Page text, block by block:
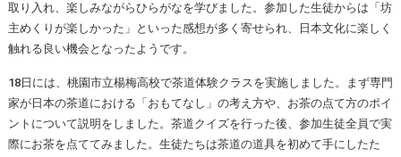
取り入れ、楽しみながらひらがなを学びました。参加した生徒からは「坊
主めくりが楽しかった」といった感想が多く寄せられ、日本文化に楽しく
触れる良い機会となったようです。
18日には、桃園市立楊梅高校で茶道体験クラスを実施しました。まず専門
家が日本の茶道における「おもてなし」の考え方や、お茶の点て方のポイ
ントについて説明をしました。茶道クイズを行った後、参加生徒全員で実
際にお茶を点ててみました。生徒たちは茶道の道具を初めて手にしたた